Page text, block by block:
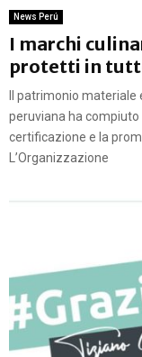
News Perú
I marchi
protetti in
Il patrimonio
peruviana ha
certificazione e la
L’Organizzazione